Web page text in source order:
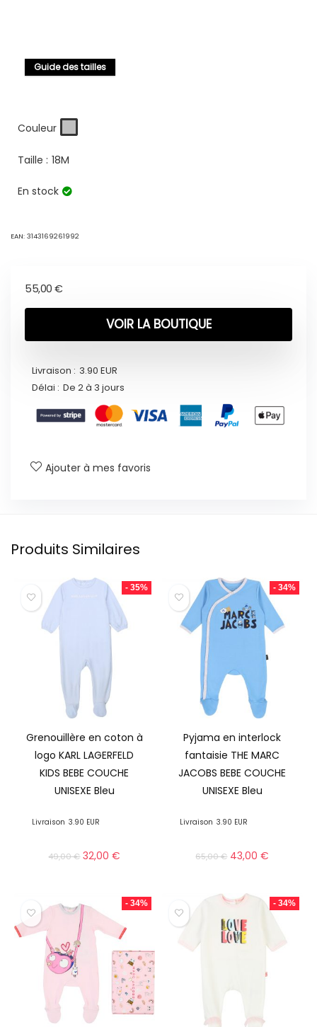
Guide des tailles
Couleur
Taille : 18M
En stock
EAN: 3143169261992
55,00 €
VOIR LA BOUTIQUE
Livraison : 3.90 EUR
Délai : De 2 à 3 jours
Ajouter à mes favoris
Produits Similaires
- 35%
Grenouillère en coton à
logo KARL LAGERFELD
KIDS BEBE COUCHE
UNISEXE Bleu
Livraison 3.90 EUR
49,00€ 32,00€
- 34%
Pyjama en interlock
fantaisie THE MARC
JACOBS BEBE COUCHE
UNISEXE Bleu
Livraison 3.90 EUR
65,00€ 43,00€
- 34% - 34%